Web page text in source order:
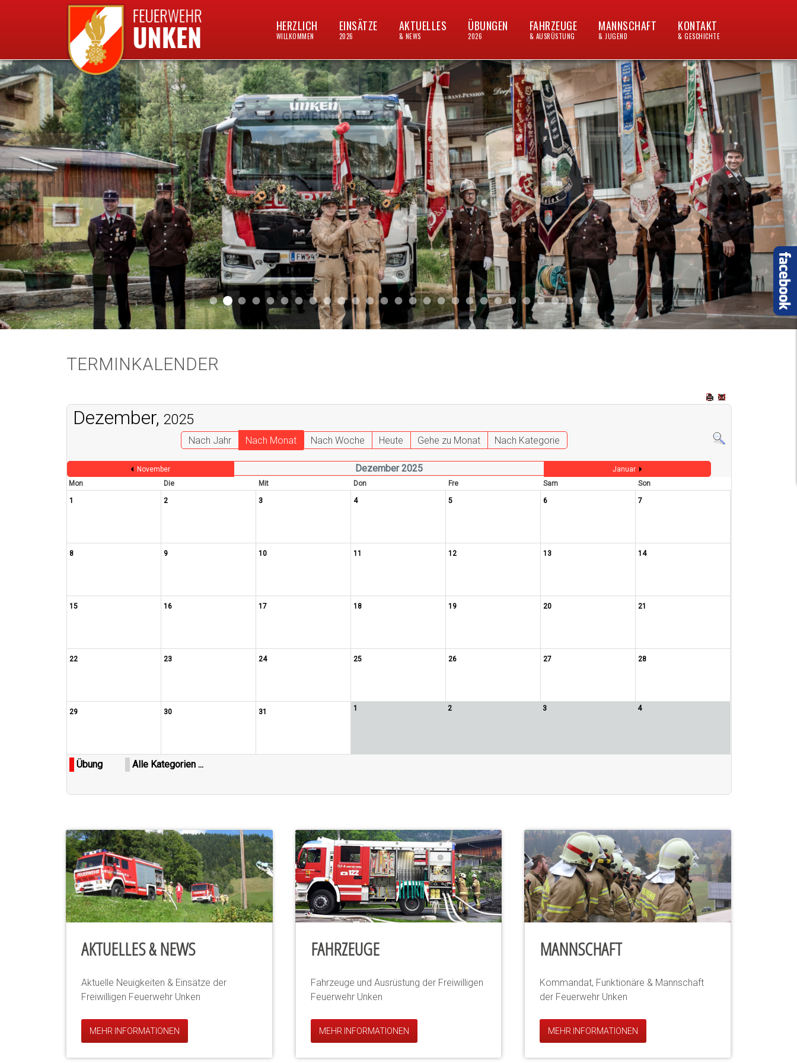
HERZLICH
WILLKOMMEN
EINSÄTZE
2026
AKTUELLES
& NEWS
ÜBUNGEN
2026
FAHRZEUGE
& AUSRÜSTUNG
MANNSCHAFT
& JUGEND
KONTAKT
& GESCHICHTE
Aktuell 046Aktuell 047
Start 011Aktuell 044
Aktuell 043
Aktuell 041
Aktuell 042
Aktuell 035
Aktuell 031
Aktuell 032
Aktuell 033
Aktuell 029
Aktuell 027
Aktuell 026
Start 013Aktuell 024
Aktuell 019
Auto 010Start 010
Start 002Auto 002Auto 009Auto 006
Start 008Start 005
Start 003Start 006
TERMINKALENDER
Dezember, 2025
Nach Jahr Nach Monat Nach Woche Heute Gehe zu Monat Nach Kategorie
November Dezember 2025
Januar
Mon
Die Mit Don Fre Sam Son
1 2 3 4 5 6 7
8 9 10 11 12 13 14
15 16 17 18 19 20 21
22 23 24 25 26 27 28
29 30 31 1 2 3 4
Übung Alle Kategorien ...
AKTUELLES & NEWS
Aktuelle Neuigkeiten & Einsätze der
Freiwilligen Feuerwehr Unken
MEHR INFORMATIONEN
FAHRZEUGE
Fahrzeuge und Ausrüstung der Freiwilligen
Feuerwehr Unken
MEHR INFORMATIONEN
MANNSCHAFT
Kommandat, Funktionäre & Mannschaft
der Feuerwehr Unken
MEHR INFORMATIONEN